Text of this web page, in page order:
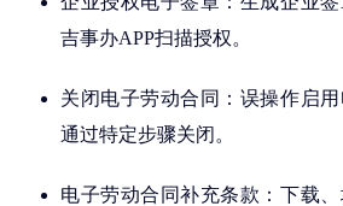
吉事办APP扫描授权。
关闭电子劳动合同：误操作启
通过特定步骤关闭。
电子劳动合同补充条款：下载